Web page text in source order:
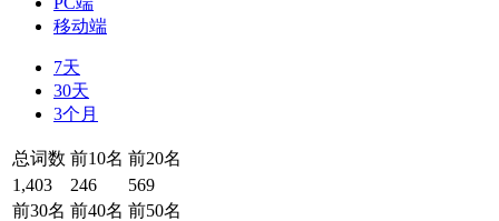
移动端
7天
30天
3个月
总词数 前10名 前20名
1,403
246
569
前30名 前40名 前50名